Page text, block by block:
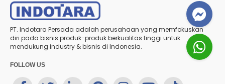
PT. Indotara Persada adalah perusahaan yang memfokuskan
diri pada bisnis produk-produk berkualitas tinggi untuk
mendukung industry & bisnis di Indonesia.
FOLLOW US